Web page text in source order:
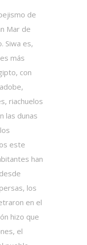
de
Mar de
Siwa es,
más
con
riachuelos
las dunas
este
han
los
en el
hizo que
el